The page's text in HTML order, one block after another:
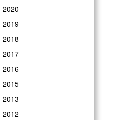
2020
2019
2018
2017
2016
2015
2013
2012